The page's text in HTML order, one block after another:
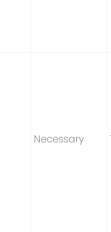
Necessary